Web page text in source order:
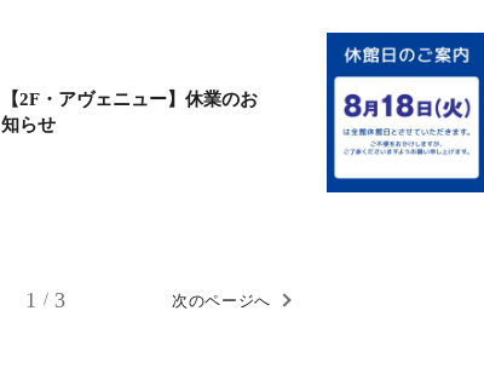
【2F・アヴェニュー】休業のお
知らせ
1 / 3 次のページへ